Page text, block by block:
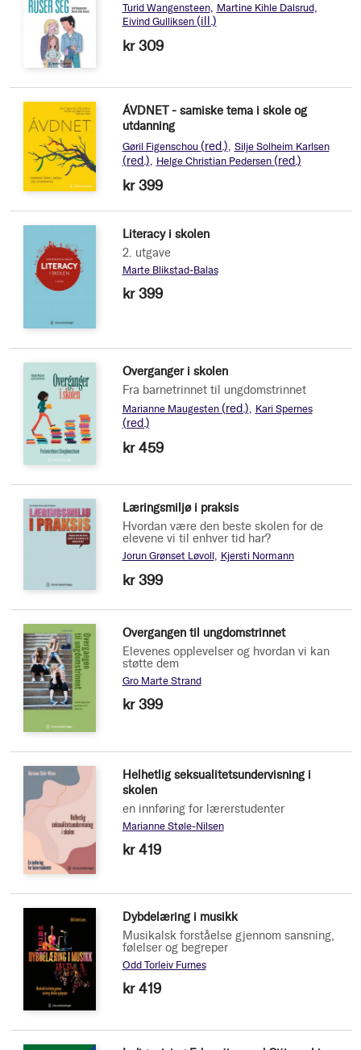
Turid Wangensteen
Martine Kihle Dalsrud
Eivind Gulliksen (ill.)
kr 309
ÁVDNET - samiske tema i skole og
utdanning
Gøril Figenschou (red.) Silje Solheim Karlsen
(red.) Helge Christian Pedersen (red.)
kr 399
Literacy i skolen
2. utgave
Marte Blikstad-Balas
kr 399
Overganger i skolen
Fra barnetrinnet til ungdomstrinnet
Marianne Maugesten (red.) Kari Spernes
(red.)
kr 459
Læringsmiljø i praksis
Hvordan være den beste skolen for de
elevene vi til enhver tid har?
Jorun Grønset Løvoll Kjersti Normann
kr 399
Overgangen til ungdomstrinnet
Elevenes opplevelser og hvordan vi kan
støtte dem
Gro Marte Strand
kr 399
Helhetlig seksualitetsundervisning i
skolen
en innføring for lærerstudenter
Marianne Støle-Nilsen
kr 419
Dybdelæring i musikk
Musikalsk forståelse gjennom sansning,
følelser og begreper
Odd Torleiv Furnes
kr 419